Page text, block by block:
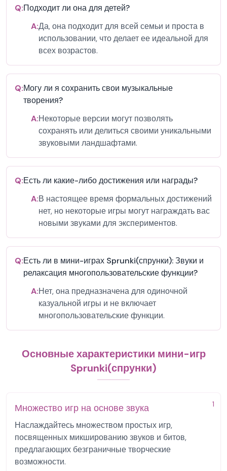
Q:Подходит ли она для детей?
A:Да, она подходит для всей семьи и проста в
использовании, что делает ее идеальной для
всех возрастов.
Q:Могу ли я сохранить свои музыкальные
творения?
A:Некоторые версии могут позволять
сохранять или делиться своими уникальными
звуковыми ландшафтами.
Q:Есть ли какие-либо достижения или награды?
A:В настоящее время формальных достижений
нет, но некоторые игры могут награждать вас
новыми звуками для экспериментов.
Q:Есть ли в мини-играх Sprunki(спрунки): Звуки и
релаксация многопользовательские функции?
A:Нет, она предназначена для одиночной
казуальной игры и не включает
многопользовательские функции.
Основные характеристики мини-игр
Sprunki(спрунки)
1
Множество игр на основе звука
Наслаждайтесь множеством простых игр,
посвященных микшированию звуков и битов,
предлагающих безграничные творческие
возможности.